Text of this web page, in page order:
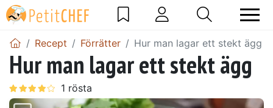
Recept Förrätter Hur man lagar ett stekt ägg
Hur man lagar ett stekt ägg